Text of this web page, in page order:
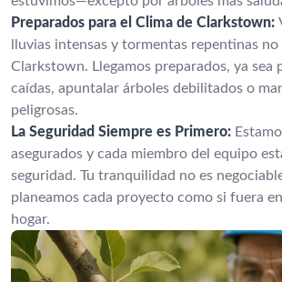
Preparados para el Clima de Clarkstown:
lluvias intensas y tormentas repentinas
Clarkstown. Llegamos preparados, ya sea
caídas, apuntalar árboles debilitados o
peligrosas.
La Seguridad Siempre es Primero:
asegurados y cada miembro del equipo
seguridad. Tu tranquilidad no es
planeamos cada proyecto como si fuera
hogar.